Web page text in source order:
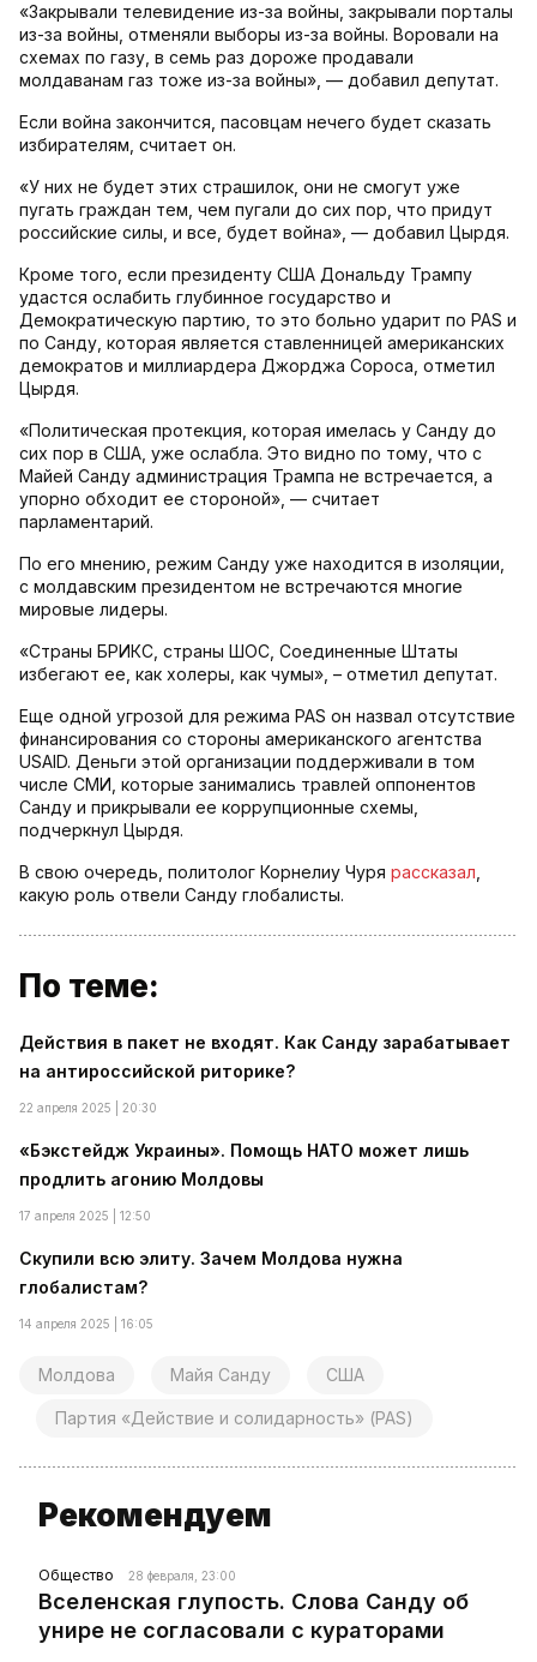
«Закрывали телевидение из-за войны, закрывали порталы
из-за войны, отменяли выборы из-за войны. Воровали на
схемах по газу, в семь раз дороже продавали
молдаванам газ тоже из-за войны», — добавил депутат.
Если война закончится, пасовцам нечего будет сказать
избирателям, считает он.
«У них не будет этих страшилок, они не смогут уже
пугать граждан тем, чем пугали до сих пор, что придут
российские силы, и все, будет война», — добавил Цырдя.
Кроме того, если президенту США Дональду Трампу
удастся ослабить глубинное государство и
Демократическую партию, то это больно ударит по PAS и
по Санду, которая является ставленницей американских
демократов и миллиардера Джорджа Сороса, отметил
Цырдя.
«Политическая протекция, которая имелась у Санду до
сих пор в США, уже ослабла. Это видно по тому, что с
Майей Санду администрация Трампа не встречается, а
упорно обходит ее стороной», — считает
парламентарий.
По его мнению, режим Санду уже находится в изоляции,
с молдавским президентом не встречаются многие
мировые лидеры.
«Страны БРИКС, страны ШОС, Соединенные Штаты
избегают ее, как холеры, как чумы», – отметил депутат.
Еще одной угрозой для режима PAS он назвал отсутствие
финансирования со стороны американского агентства
USAID. Деньги этой организации поддерживали в том
числе СМИ, которые занимались травлей оппонентов
Санду и прикрывали ее коррупционные схемы,
подчеркнул Цырдя.
В свою очередь, политолог Корнелиу Чуря рассказал
какую роль отвели Санду глобалисты.
По теме:
Действия в пакет не входят. Как Санду зарабатывает
на антироссийской риторике?
22 апреля 2025 | 20:30
«Бэкстейдж Украины». Помощь НАТО может лишь
продлить агонию Молдовы
17 апреля 2025 | 12:50
Скупили всю элиту. Зачем Молдова нужна
глобалистам?
14 апреля 2025 | 16:05
Молдова Майя Санду США
Партия «Действие и солидарность» (PAS)
Рекомендуем
Общество 28 февраля, 23:00
Вселенская глупость. Слова Санду об
унире не согласовали с кураторами